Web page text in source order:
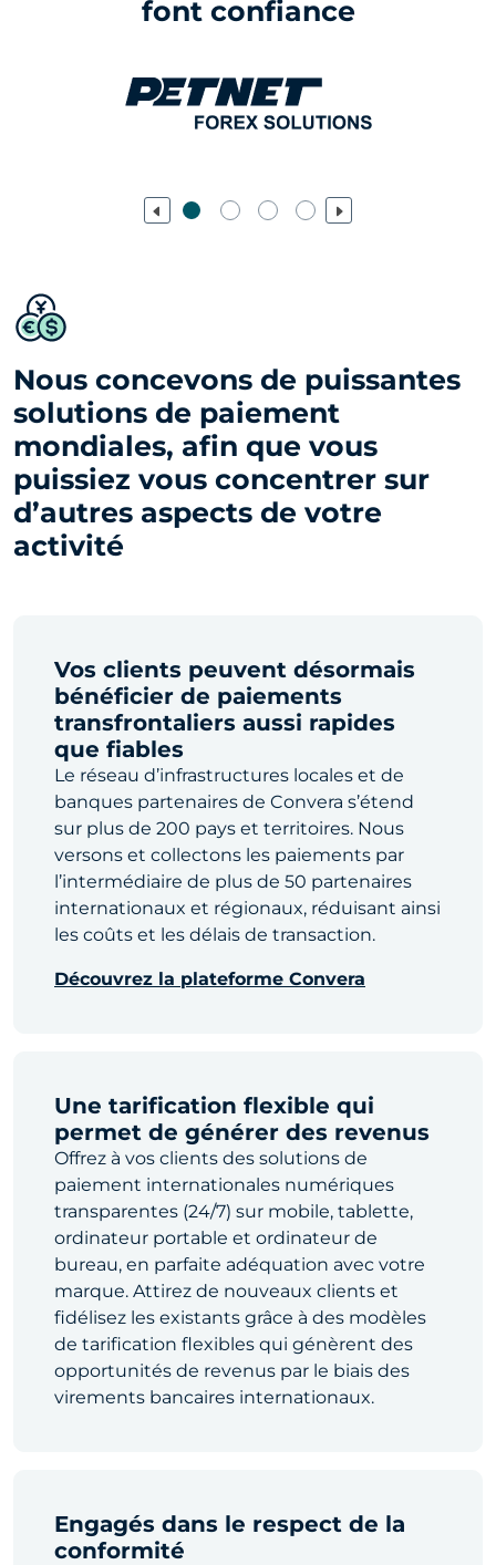
font confiance
Previous Next
Nous concevons de puissantes
solutions de paiement
mondiales, afin que vous
puissiez vous concentrer sur
d’autres aspects de votre
activité
Vos clients peuvent désormais
bénéficier de paiements
transfrontaliers aussi rapides
que fiables
Le réseau d’infrastructures locales et de
banques partenaires de Convera s’étend
sur plus de 200 pays et territoires. Nous
versons et collectons les paiements par
l’intermédiaire de plus de 50 partenaires
internationaux et régionaux, réduisant ainsi
les coûts et les délais de transaction.
Découvrez la plateforme Convera
Une tarification flexible qui
permet de générer des revenus
Offrez à vos clients des solutions de
paiement internationales numériques
transparentes (24/7) sur mobile, tablette,
ordinateur portable et ordinateur de
bureau, en parfaite adéquation avec votre
marque. Attirez de nouveaux clients et
fidélisez les existants grâce à des modèles
de tarification flexibles qui génèrent des
opportunités de revenus par le biais des
virements bancaires internationaux.
Engagés dans le respect de la
conformité